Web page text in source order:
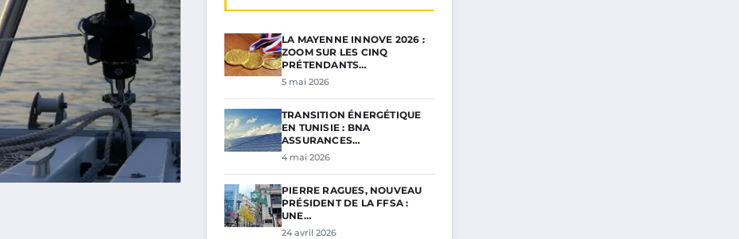
LA MAYENNE INNOVE 2026 :
ZOOM SUR LES CINQ
PRÉTENDANTS…
5 mai 2026
TRANSITION ÉNERGÉTIQUE
EN TUNISIE : BNA
ASSURANCES…
4 mai 2026
PIERRE RAGUES, NOUVEAU
PRÉSIDENT DE LA FFSA :
UNE…
24 avril 2026